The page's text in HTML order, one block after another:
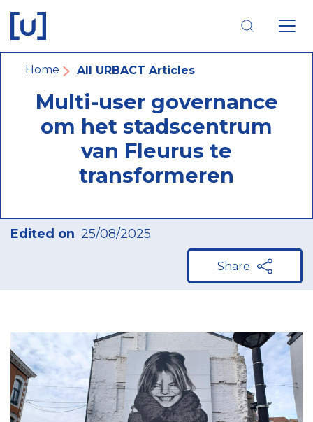
main
navigation
main
content
footer
navigation
Breadcrumb
Home All URBACT Articles
Multi-user governance
om het stadscentrum
van Fleurus te
transformeren
Edited on 25/08/2025
Share